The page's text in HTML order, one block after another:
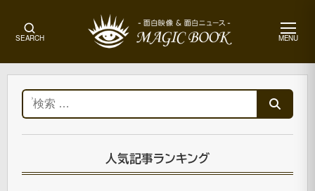
SEARCH MENU
メ
ュ
ー
ー 検
索:
人気記事ランキング